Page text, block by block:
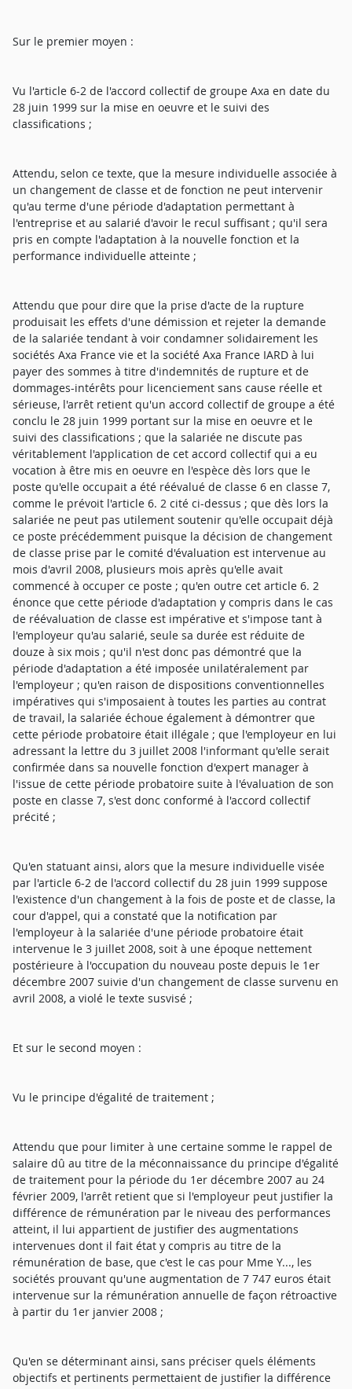
Sur le premier moyen :
Vu l'article 6-2 de l'accord collectif de groupe Axa en date du
28 juin 1999 sur la mise en oeuvre et le suivi des
classifications ;
Attendu, selon ce texte, que la mesure individuelle associée à
un changement de classe et de fonction ne peut intervenir
qu'au terme d'une période d'adaptation permettant à
l'entreprise et au salarié d'avoir le recul suffisant ; qu'il sera
pris en compte l'adaptation à la nouvelle fonction et la
performance individuelle atteinte ;
Attendu que pour dire que la prise d'acte de la rupture
produisait les effets d'une démission et rejeter la demande
de la salariée tendant à voir condamner solidairement les
sociétés Axa France vie et la société Axa France IARD à lui
payer des sommes à titre d'indemnités de rupture et de
dommages-intérêts pour licenciement sans cause réelle et
sérieuse, l'arrêt retient qu'un accord collectif de groupe a été
conclu le 28 juin 1999 portant sur la mise en oeuvre et le
suivi des classifications ; que la salariée ne discute pas
véritablement l'application de cet accord collectif qui a eu
vocation à être mis en oeuvre en l'espèce dès lors que le
poste qu'elle occupait a été réévalué de classe 6 en classe 7,
comme le prévoit l'article 6. 2 cité ci-dessus ; que dès lors la
salariée ne peut pas utilement soutenir qu'elle occupait déjà
ce poste précédemment puisque la décision de changement
de classe prise par le comité d'évaluation est intervenue au
mois d'avril 2008, plusieurs mois après qu'elle avait
commencé à occuper ce poste ; qu'en outre cet article 6. 2
énonce que cette période d'adaptation y compris dans le cas
de réévaluation de classe est impérative et s'impose tant à
l'employeur qu'au salarié, seule sa durée est réduite de
douze à six mois ; qu'il n'est donc pas démontré que la
période d'adaptation a été imposée unilatéralement par
l'employeur ; qu'en raison de dispositions conventionnelles
impératives qui s'imposaient à toutes les parties au contrat
de travail, la salariée échoue également à démontrer que
cette période probatoire était illégale ; que l'employeur en lui
adressant la lettre du 3 juillet 2008 l'informant qu'elle serait
confirmée dans sa nouvelle fonction d'expert manager à
l'issue de cette période probatoire suite à l'évaluation de son
poste en classe 7, s'est donc conformé à l'accord collectif
précité ;
Qu'en statuant ainsi, alors que la mesure individuelle visée
par l'article 6-2 de l'accord collectif du 28 juin 1999 suppose
l'existence d'un changement à la fois de poste et de classe, la
cour d'appel, qui a constaté que la notification par
l'employeur à la salariée d'une période probatoire était
intervenue le 3 juillet 2008, soit à une époque nettement
postérieure à l'occupation du nouveau poste depuis le 1er
décembre 2007 suivie d'un changement de classe survenu en
avril 2008, a violé le texte susvisé ;
Et sur le second moyen :
Vu le principe d'égalité de traitement ;
Attendu que pour limiter à une certaine somme le rappel de
salaire dû au titre de la méconnaissance du principe d'égalité
de traitement pour la période du 1er décembre 2007 au 24
février 2009, l'arrêt retient que si l'employeur peut justifier la
différence de rémunération par le niveau des performances
atteint, il lui appartient de justifier des augmentations
intervenues dont il fait état y compris au titre de la
rémunération de base, que c'est le cas pour Mme Y..., les
sociétés prouvant qu'une augmentation de 7 747 euros était
intervenue sur la rémunération annuelle de façon rétroactive
à partir du 1er janvier 2008 ;
Qu'en se déterminant ainsi, sans préciser quels éléments
objectifs et pertinents permettaient de justifier la différence